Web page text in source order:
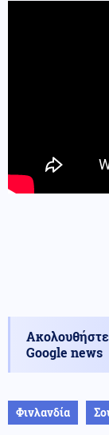
Google news
Φινλανδία